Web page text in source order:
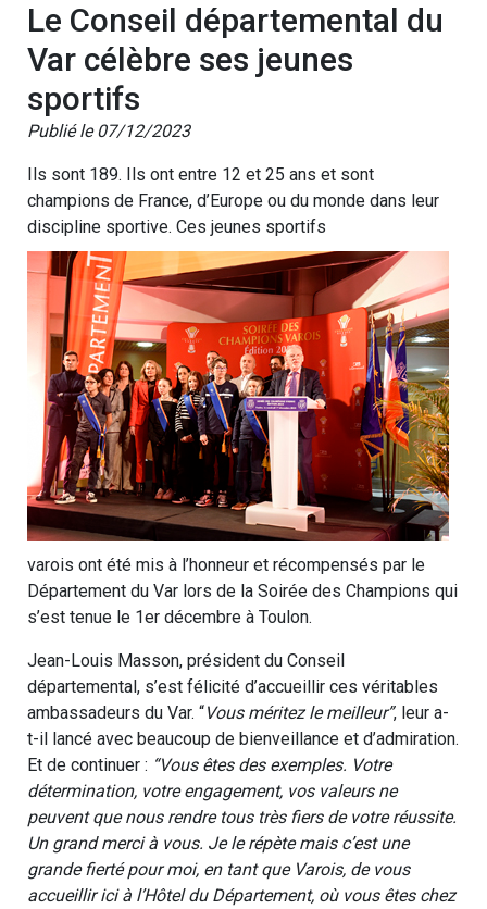
Le Conseil départemental du
Var célèbre ses jeunes
sportifs
Publié le 07/12/2023
Ils sont 189. Ils ont entre 12 et 25 ans et sont
champions de France, d’Europe ou du monde dans leur
discipline sportive. Ces jeunes sportifs
varois ont été mis à l’honneur et récompensés par le
Département du Var lors de la Soirée des Champions qui
s’est tenue le 1er décembre à Toulon.
Jean-Louis Masson, président du Conseil
départemental, s’est félicité d’accueillir ces véritables
ambassadeurs du Var. “Vous méritez le meilleur”, leur a-
t-il lancé avec beaucoup de bienveillance et d’admiration.
Et de continuer : “Vous êtes des exemples. Votre
détermination, votre engagement, vos valeurs ne
peuvent que nous rendre tous très fiers de votre réussite.
Un grand merci à vous. Je le répète mais c’est une
grande fierté pour moi, en tant que Varois, de vous
accueillir ici à l’Hôtel du Département, où vous êtes chez